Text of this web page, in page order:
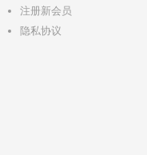
注册新会员
隐私协议